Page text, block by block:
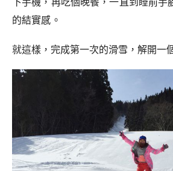
的結實感。
就這樣，完成第一次的滑雪，解開一